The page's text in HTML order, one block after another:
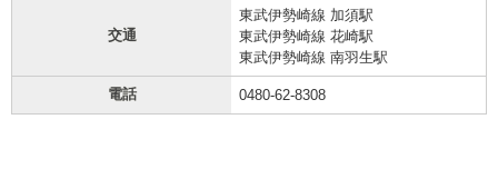
交通
東武伊勢崎線 加須駅
東武伊勢崎線 花崎駅
東武伊勢崎線 南羽生駅
電話 0480-62-8308